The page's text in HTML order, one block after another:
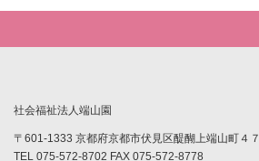
社会福祉法人端山園
〒601-1333 京都府京都市伏見区醍醐上端山町４７
TEL 075-572-8702 FAX 075-572-8778